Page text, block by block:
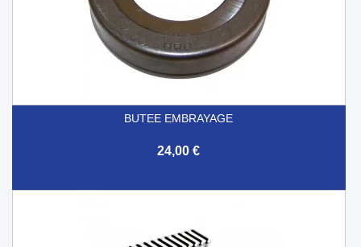
BUTEE EMBRAYAGE
24,00 €